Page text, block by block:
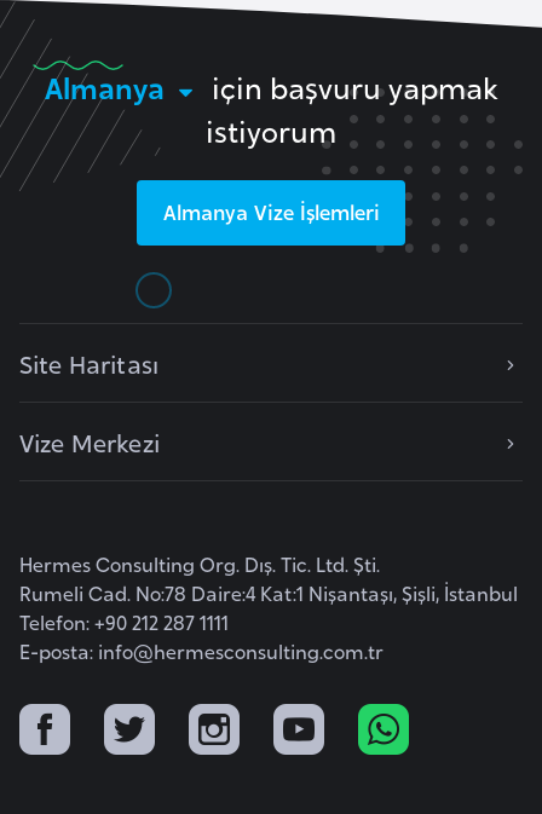
Almanya
için başvuru yapmak
istiyorum
Almanya Vize İşlemleri
Site Haritası
Vize Merkezi
Hermes Consulting Org. Dış. Tic. Ltd. Şti.
Rumeli Cad. No:78 Daire:4 Kat:1 Nişantaşı, Şişli, İstanbul
Telefon: +90 212 287 1111
E-posta: info@hermesconsulting.com.tr
Ç
e
k
C
y
i
e
z
a
y
r